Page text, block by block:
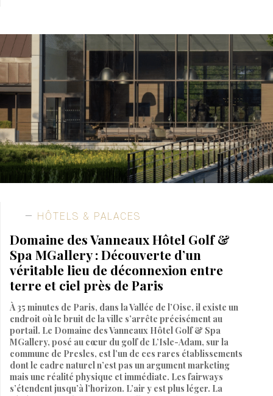
HÔTELS & PALACES
Domaine des Vanneaux Hôtel Golf &
Spa MGallery : Découverte d’un
véritable lieu de déconnexion entre
terre et ciel près de Paris
À 35 minutes de Paris, dans la Vallée de l’Oise, il existe un
endroit où le bruit de la ville s’arrête précisément au
portail. Le Domaine des Vanneaux Hôtel Golf & Spa
MGallery, posé au cœur du golf de L’Isle-Adam, sur la
commune de Presles, est l’un de ces rares établissements
dont le cadre naturel n’est pas un argument marketing
mais une réalité physique et immédiate. Les fairways
s’étendent jusqu’à l’horizon. L’air y est plus léger. La